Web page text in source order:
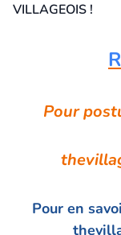
VILLAGEOIS !
Pour
Pour en